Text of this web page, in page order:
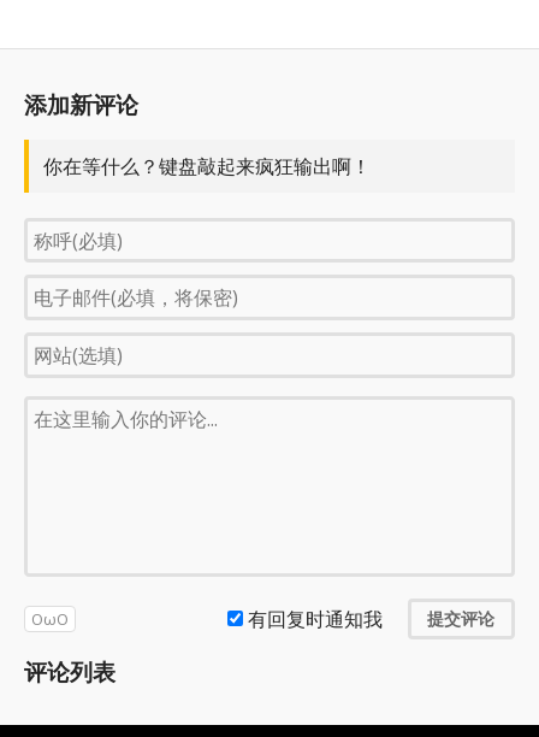
添加新评论
你在等什么？键盘敲起来疯狂输出啊！
OωO 有回复时通知我 提交评论
评论列表